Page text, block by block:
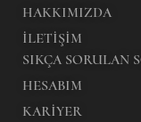
HAKKIMIZDA
İLETIŞIM
SIKÇA SORULAN
HESABIM
KARIYER